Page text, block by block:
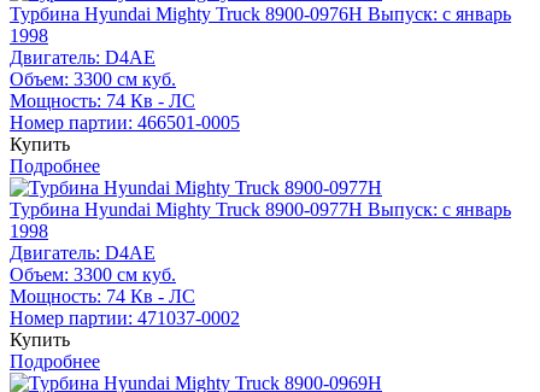
Турбина Hyundai Mighty Truck 8900-0976H Выпуск: с январь
1998
Двигатель: D4AE
Объем: 3300 см куб.
Мощность: 74 Кв - ЛС
Номер партии: 466501-0005
Купить
Подробнее
Турбина Hyundai Mighty Truck 8900-0977H Выпуск: с январь
1998
Двигатель: D4AE
Объем: 3300 см куб.
Мощность: 74 Кв - ЛС
Номер партии: 471037-0002
Купить
Подробнее